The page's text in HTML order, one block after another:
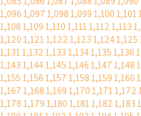
1,0961,0971,0981,0991,1001,101
1,1081,1091,1101,1111,1121,113
1,1201,1211,1221,1231,1241,125
1,1311,1321,1331,1341,1351,136
1,1431,1441,1451,1461,1471,148
1,1551,1561,1571,1581,1591,160
1,1671,1681,1691,1701,1711,172
1,1781,1791,1801,1811,1821,183